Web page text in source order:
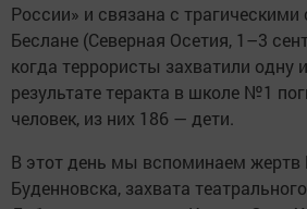
России» и связана с
Беслане (Северная Осетия, 1–3
когда террористы захватили одну
результате теракта в школе №1
человек, из них 186 — дети.
В этот день мы вспоминаем жертв
Буденновска, захвата